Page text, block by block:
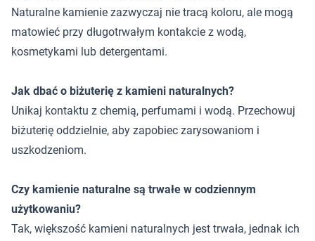
Naturalne kamienie zazwyczaj nie tracą koloru, ale mogą
matowieć przy długotrwałym kontakcie z wodą,
kosmetykami lub detergentami.
Jak dbać o biżuterię z kamieni naturalnych?
Unikaj kontaktu z chemią, perfumami i wodą. Przechowuj
biżuterię oddzielnie, aby zapobiec zarysowaniom i
uszkodzeniom.
Czy kamienie naturalne są trwałe w codziennym
użytkowaniu?
Tak, większość kamieni naturalnych jest trwała, jednak ich